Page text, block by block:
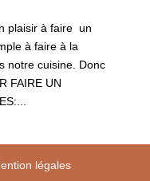
plaisir à faire un
à faire à la
notre cuisine. Donc
FAIRE UN
légales